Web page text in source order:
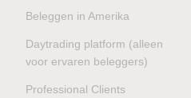
Beleggen in Amerika
Daytrading platform (alleen
voor ervaren beleggers)
Professional Clients